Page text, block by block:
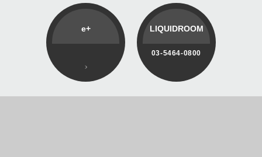
e+ LIQUIDROOM
03-5464-0800